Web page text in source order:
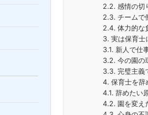
2.2. 感情の切
2.3. チームで
2.4. 体力的な
3. 実は保育士
3.1. 新人で仕
3.2. 今の園の
3.3. 完璧主義
4. 保育士を辞
4.1. 辞めたい
4.2. 園を変え